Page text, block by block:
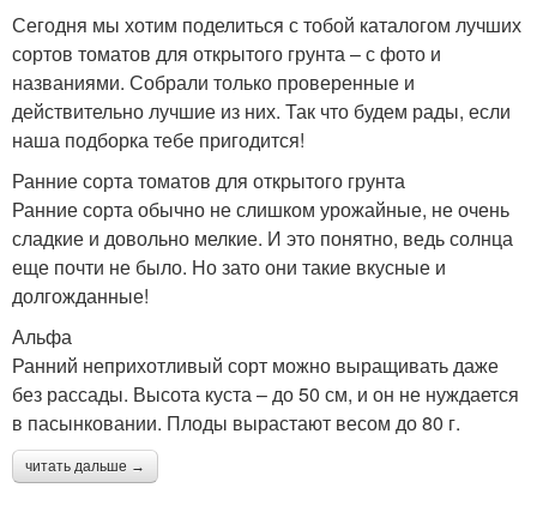
Сегодня мы хотим поделиться с тобой каталогом лучших
сортов томатов для открытого грунта – с фото и
названиями. Собрали только проверенные и
действительно лучшие из них. Так что будем рады, если
наша подборка тебе пригодится!
Ранние сорта томатов для открытого грунта
Ранние сорта обычно не слишком урожайные, не очень
сладкие и довольно мелкие. И это понятно, ведь солнца
еще почти не было. Но зато они такие вкусные и
долгожданные!
Альфа
Ранний неприхотливый сорт можно выращивать даже
без рассады. Высота куста – до 50 см, и он не нуждается
в пасынковании. Плоды вырастают весом до 80 г.
читать дальше →